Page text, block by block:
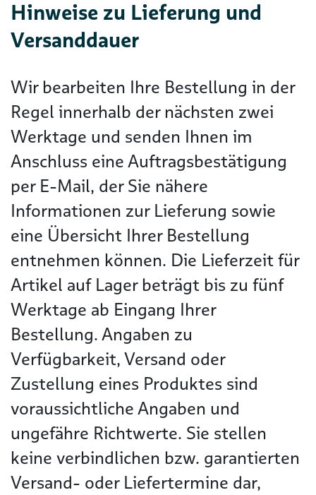
Hinweise zu Lieferung und
Versanddauer
Wir bearbeiten Ihre Bestellung in der
Regel innerhalb der nächsten zwei
Werktage und senden Ihnen im
Anschluss eine Auftragsbestätigung
per E-Mail, der Sie nähere
Informationen zur Lieferung sowie
eine Übersicht Ihrer Bestellung
entnehmen können. Die Lieferzeit für
Artikel auf Lager beträgt bis zu fünf
Werktage ab Eingang Ihrer
Bestellung. Angaben zu
Verfügbarkeit, Versand oder
Zustellung eines Produktes sind
voraussichtliche Angaben und
ungefähre Richtwerte. Sie stellen
keine verbindlichen bzw. garantierten
Versand- oder Liefertermine dar,